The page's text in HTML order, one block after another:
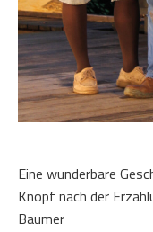
Eine wunderbare
Knopf nach der
Baumer